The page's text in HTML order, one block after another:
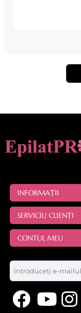
INFORMAȚII
SERVICIU CLIENȚI
CONTUL MEU